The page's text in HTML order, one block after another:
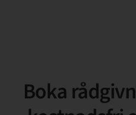
Boka